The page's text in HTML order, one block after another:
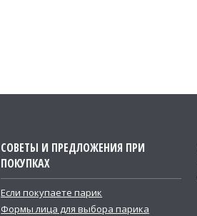
СОВЕТЫ И ПРЕДЛОЖЕНИЯ ПРИ
ПОКУПКАХ
Если покупаете парик
Формы лица для выбора парика